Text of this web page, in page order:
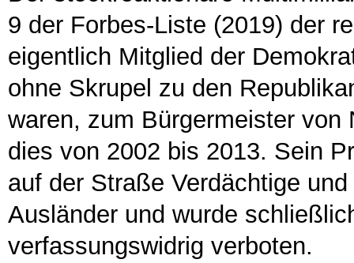
9 der Forbes-Liste (2019) der
eigentlich Mitglied der
ohne Skrupel zu den
waren, zum Bürgermeister von
dies von 2002 bis 2013. Sein
auf der Straße Verdächtige
Ausländer und wurde
verfassungswidrig verboten.